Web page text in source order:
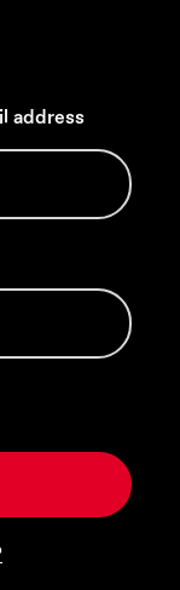
address